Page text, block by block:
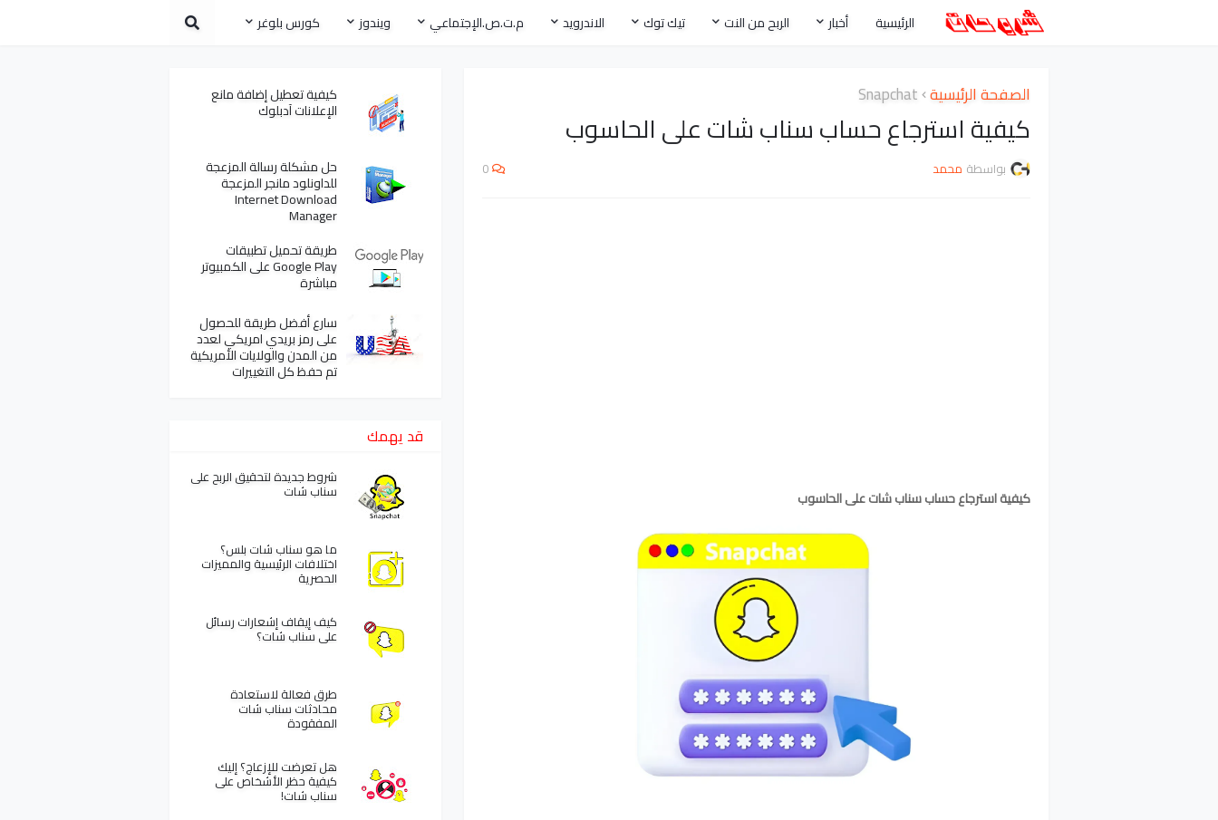
الرئيسية أخبار الربح من النت تيك توك الاندرويد م.ت.ص.الإجتماعي ويندوز كورس بلوغر
الصفحة الرئيسية Snapchat
كيفية استرجاع حساب سناب شات على الحاسوب
بواسطة محمد 0
كيفية استرجاع حساب سناب شات على الحاسوب
كيفية تعطيل إضافة مانع
الإعلانات آدبلوك
حل مشكلة رسالة المزعجة
للداونلود مانجر المزعجة
Internet Download
Manager
طريقة تحميل تطبيقات
Google Play على الكمبيوتر
مباشرة
سارع أفضل طريقة للحصول
على رمز بريدي امريكي لعدد
من المدن والولايات الأمريكية
تم حفظ كل التغييرات
قد يهمك
شروط جديدة لتحقيق الربح على
سناب شات
ما هو سناب شات بلس؟
اختلافات الرئيسية والمميزات
الحصرية
كيف إيقاف إشعارات رسائل
على سناب شات؟
طرق فعالة لاستعادة
محادثات سناب شات
المفقودة
هل تعرضت للإزعاج؟ إليك
كيفية حظر الأشخاص على
سناب شات!